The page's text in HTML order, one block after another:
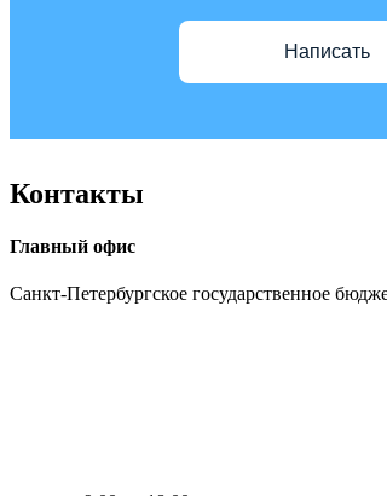
Написать
Контакты
Главный офис
Санкт-Петербургское государственное